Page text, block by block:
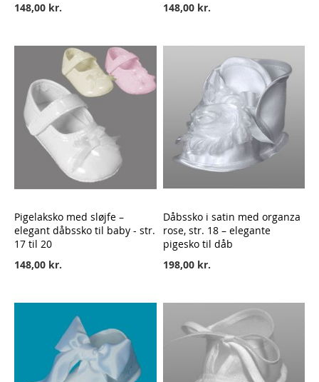
148,00 kr.
148,00 kr.
Pigelaksko med sløjfe –
elegant dåbssko til baby - str.
17 til 20
148,00 kr.
Dåbssko i satin med organza
rose, str. 18 – elegante
pigesko til dåb
198,00 kr.